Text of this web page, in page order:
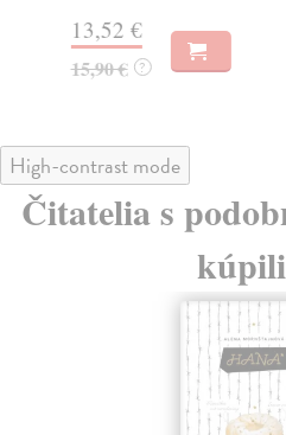
13,52 €
15,90 € ?
High-contrast mode
Čitatelia s